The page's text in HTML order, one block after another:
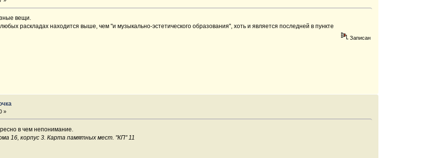
вещи.
раскладах находится выше, чем "и музыкально-эстетического образования", хоть и является последней в пункте
Записан
»
в чем непонимание.
16, корпус 3. Карта памятных мест. "КП" 11